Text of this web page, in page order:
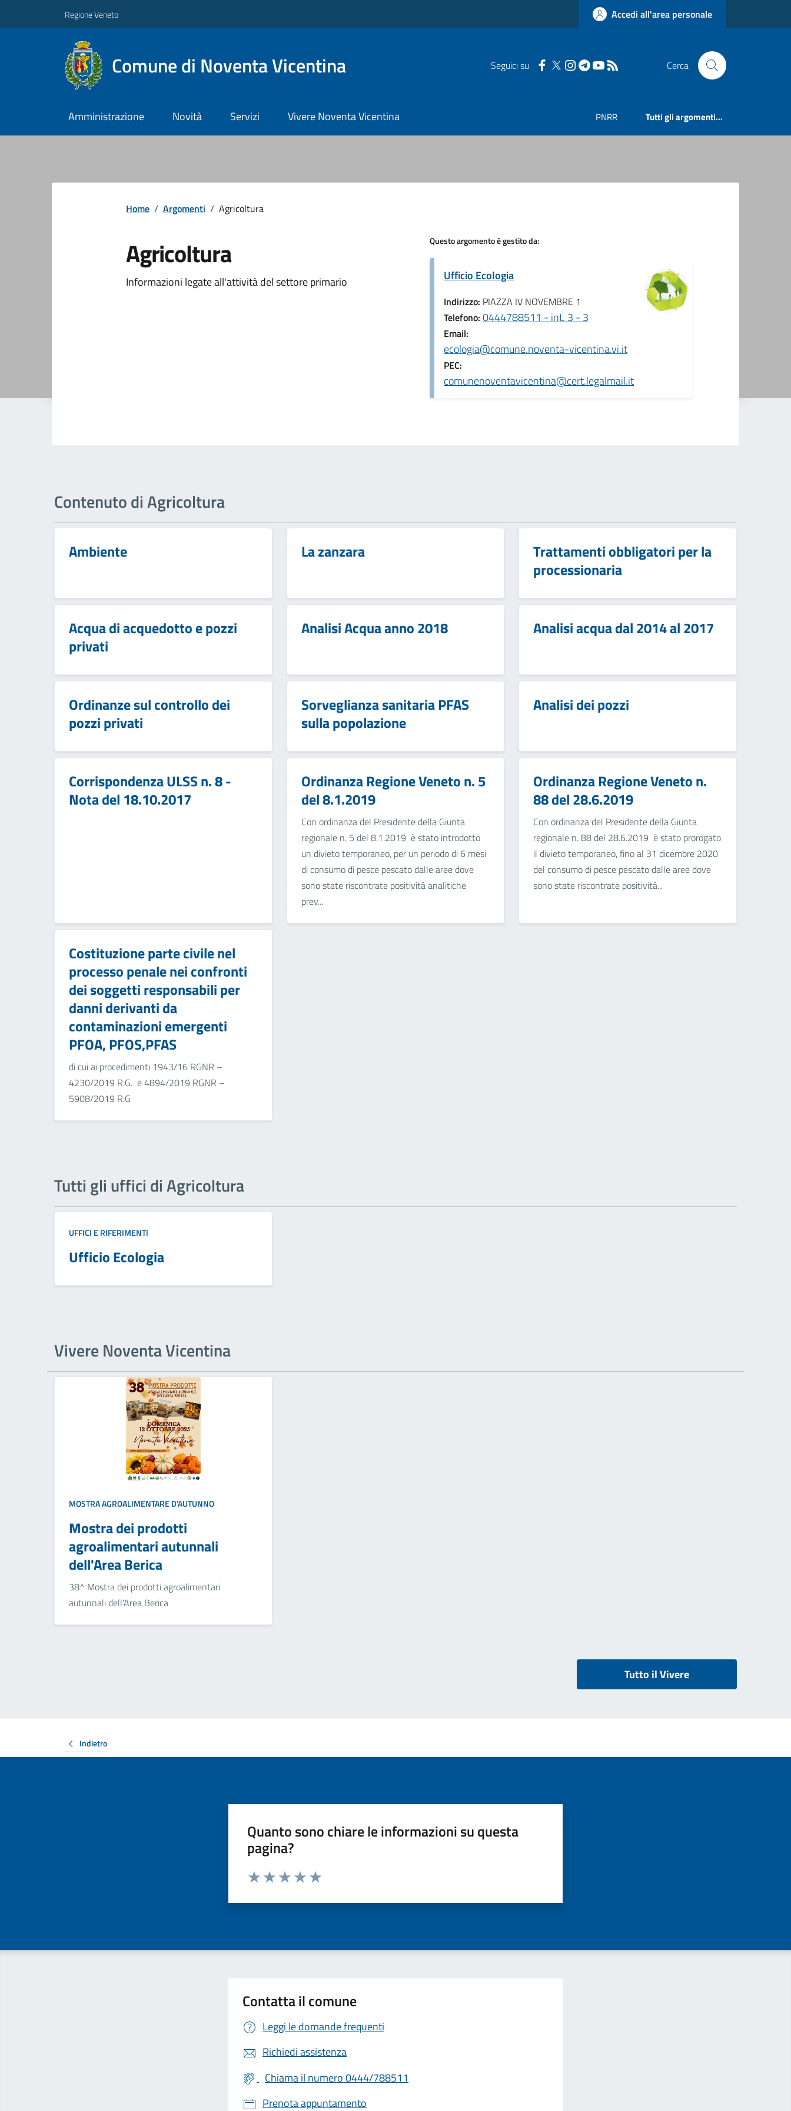
Regione Veneto Accedi all'area personale
Comune di Noventa Vicentina Seguici su Cerca
Amministrazione Novità Servizi Vivere Noventa Vicentina PNRR Tutti gli argomenti...
Home / Argomenti / Agricoltura
Agricoltura
Informazioni legate all'attività del settore primario
Questo argomento è gestito da:
Ufficio Ecologia
Indirizzo: PIAZZA IV NOVEMBRE 1
Telefono: 0444788511 - int. 3 - 3
Email:
ecologia@comune.noventa-vicentina.vi.it
PEC:
comunenoventavicentina@cert.legalmail.it
Contenuto di Agricoltura
Ambiente La zanzara
Trattamenti obbligatori per la
processionaria
Acqua di acquedotto e pozzi
privati
Analisi Acqua anno 2018 Analisi acqua dal 2014 al 2017
Ordinanze sul controllo dei
pozzi privati
Sorveglianza sanitaria PFAS
sulla popolazione
Analisi dei pozzi
Corrispondenza ULSS n. 8 -
Nota del 18.10.2017
Ordinanza Regione Veneto n. 5
del 8.1.2019
Con ordinanza del Presidente della Giunta
regionale n. 5 del 8.1.2019 è stato introdotto
un divieto temporaneo, per un periodo di 6 mesi
di consumo di pesce pescato dalle aree dove
sono state riscontrate positività analitiche
prev...
Ordinanza Regione Veneto n.
88 del 28.6.2019
Con ordinanza del Presidente della Giunta
regionale n. 88 del 28.6.2019 è stato prorogato
il divieto temporaneo, fino al 31 dicembre 2020
del consumo di pesce pescato dalle aree dove
sono state riscontrate positività...
Costituzione parte civile nel
processo penale nei confronti
dei soggetti responsabili per
danni derivanti da
contaminazioni emergenti
PFOA, PFOS,PFAS
di cui ai procedimenti 1943/16 RGNR –
4230/2019 R.G. e 4894/2019 RGNR –
5908/2019 R.G
Tutti gli uffici di Agricoltura
UFFICI E RIFERIMENTI
Ufficio Ecologia
Vivere Noventa Vicentina
MOSTRA AGROALIMENTARE D'AUTUNNO
Mostra dei prodotti
agroalimentari autunnali
dell'Area Berica
38^ Mostra dei prodotti agroalimentari
autunnali dell'Area Berica
Tutto il Vivere
Indietro
Quanto sono chiare le informazioni su questa
pagina?
Valuta da 1 a 5 stelle la pagina
Contatta il comune
Leggi le domande frequenti
Richiedi assistenza
Chiama il numero 0444/788511
Prenota appuntamento